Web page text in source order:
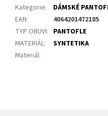
Kategorie:
DÁMSKÉ
EAN:
4064201472185
TYP OBUVI: PANTOFLE
MATERIÁL:
SYNTETIKA
Materiál: